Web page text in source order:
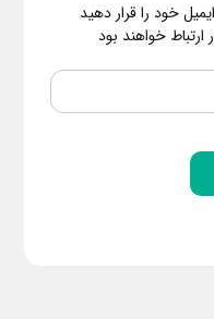
خود را قرار دهید
خواهند بود